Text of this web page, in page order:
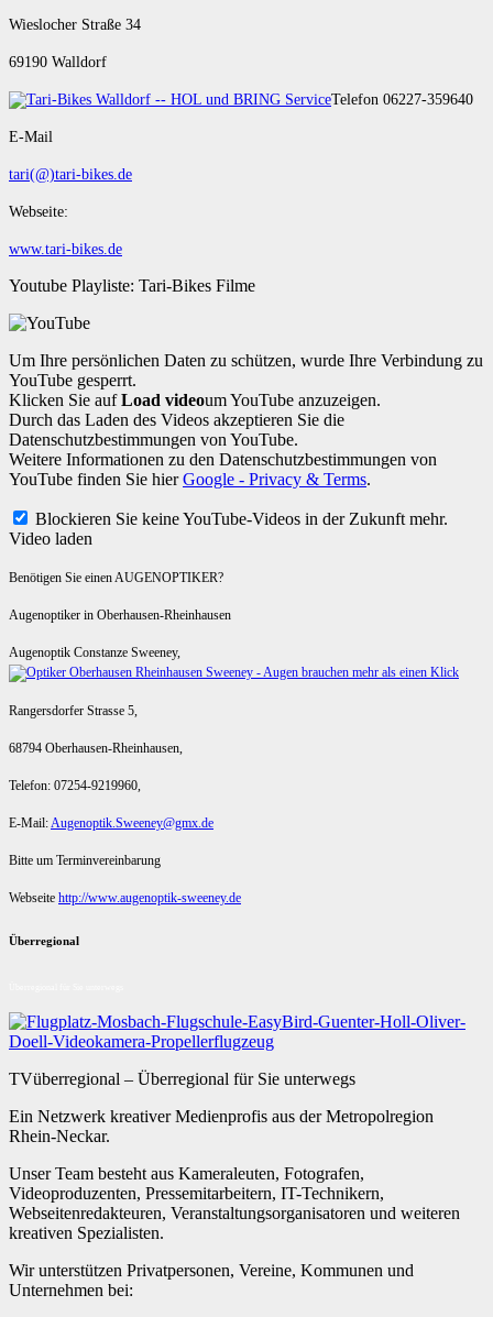
Wieslocher Straße 34
69190 Walldorf
Telefon 06227-359640
E-Mail
tari(@)tari-bikes.de
Webseite:
www.tari-bikes.de
Youtube Playliste: Tari-Bikes Filme
Um Ihre persönlichen Daten zu schützen, wurde Ihre Verbindung zu
YouTube gesperrt.
Klicken Sie aufLoad videoum YouTube anzuzeigen.
Durch das Laden des Videos akzeptieren Sie die
Datenschutzbestimmungen von YouTube.
Weitere Informationen zu den Datenschutzbestimmungen von
YouTube finden Sie hierGoogle - Privacy & Terms.
Blockieren Sie keine YouTube-Videos in der Zukunft mehr.
Video laden
Benötigen Sie einen AUGENOPTIKER?
Augenoptiker in Oberhausen-Rheinhausen
Augenoptik Constanze Sweeney,
Rangersdorfer Strasse 5,
68794 Oberhausen-Rheinhausen,
Telefon: 07254-9219960,
E-Mail:Augenoptik.Sweeney@gmx.de
Bitte um Terminvereinbarung
Webseite http://www.augenoptik-sweeney.de
Überregional
TVüberregional – Überregional für Sie unterwegs
Ein Netzwerk kreativer Medienprofis aus der Metropolregion
Rhein-Neckar.
Unser Team besteht aus Kameraleuten, Fotografen,
Videoproduzenten, Pressemitarbeitern, IT-Technikern,
Webseitenredakteuren, Veranstaltungsorganisatoren und weiteren
kreativen Spezialisten.
Wir unterstützen Privatpersonen, Vereine, Kommunen und
Unternehmen bei: